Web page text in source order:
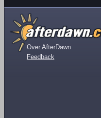
Over AfterDawn
Feedback